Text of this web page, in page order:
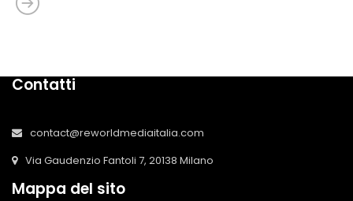
Contatti
contact@reworldmediaitalia.com
Via Gaudenzio Fantoli 7, 20138 Milano
Mappa del sito